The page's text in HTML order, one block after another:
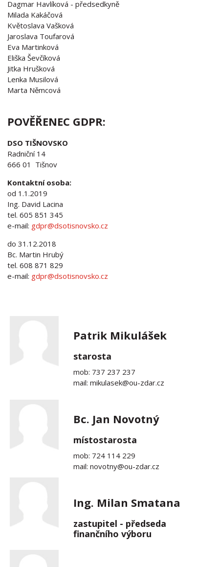
Dagmar Havlíková - předsedkyně
Milada Kakáčová
Květoslava Vašková
Jaroslava Toufarová
Eva Martinková
Eliška Ševčíková
Jitka Hrušková
Lenka Musilová
Marta Němcová
POVĚŘENEC GDPR:
DSO TIŠNOVSKO
Radniční 14
666 01 Tišnov
Kontaktní osoba:
od 1.1.2019
Ing. David Lacina
tel. 605 851 345
e-mail: gdpr@dsotisnovsko.cz
do 31.12.2018
Bc. Martin Hrubý
tel. 608 871 829
e-mail: gdpr@dsotisnovsko.cz
Patrik Mikulášek
starosta
mob: 737 237 237
mail: mikulasek@ou-zdar.cz
Bc. Jan Novotný
místostarosta
mob: 724 114 229
mail: novotny@ou-zdar.cz
Ing. Milan Smatana
zastupitel - předseda
finančního výboru